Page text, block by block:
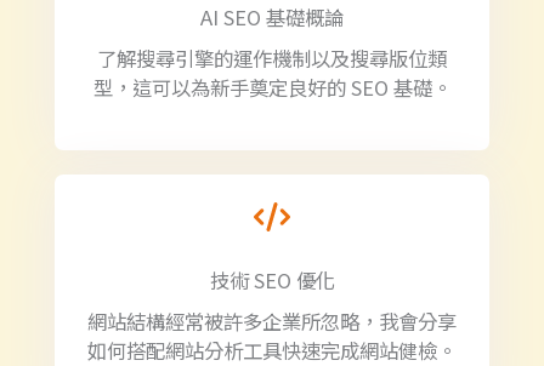
AI SEO 基礎概論
了解搜尋引擎的運作機制以及搜尋版位類
型，這可以為新手奠定良好的 SEO 基礎。
技術 SEO 優化
網站結構經常被許多企業所忽略，我會分享
如何搭配網站分析工具快速完成網站健檢。​